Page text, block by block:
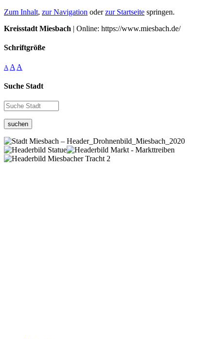
Zum Inhalt, zur Navigation oderzur Startseite springen.
Kreisstadt Miesbach | Online: https://www.miesbach.de/
Schriftgröße
A A A
Suche Stadt
suchen